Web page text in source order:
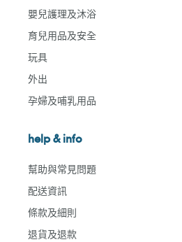
嬰兒護理及沐浴
育兒用品及安全
玩具
外出
孕婦及哺乳用品
help & info
幫助與常見問題
配送資訊
條款及細則
退貨及退款